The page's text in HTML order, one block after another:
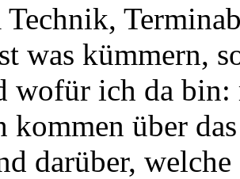
was kümmern,
wofür ich da bin:
kommen über
darüber,